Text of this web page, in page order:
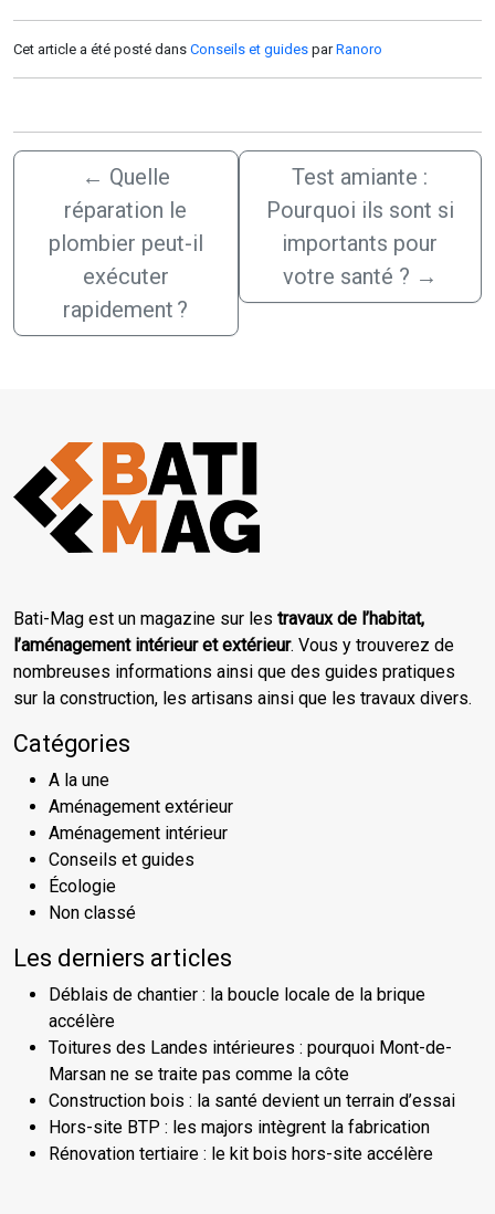
Cet article a été posté dans Conseils et guides parRanoro
← Quelle
réparation le
plombier peut-il
exécuter
rapidement ?
Test amiante :
Pourquoi ils sont si
importants pour
votre santé ? →
Bati-Mag est un magazine sur les travaux de l’habitat,
l’aménagement intérieur et extérieur. Vous y trouverez de
nombreuses informations ainsi que des guides pratiques
sur la construction, les artisans ainsi que les travaux divers.
Catégories
A la une
Aménagement extérieur
Aménagement intérieur
Conseils et guides
Écologie
Non classé
Les derniers articles
Déblais de chantier : la boucle locale de la brique
accélère
Toitures des Landes intérieures : pourquoi Mont-de-
Marsan ne se traite pas comme la côte
Construction bois : la santé devient un terrain d’essai
Hors-site BTP : les majors intègrent la fabrication
Rénovation tertiaire : le kit bois hors-site accélère